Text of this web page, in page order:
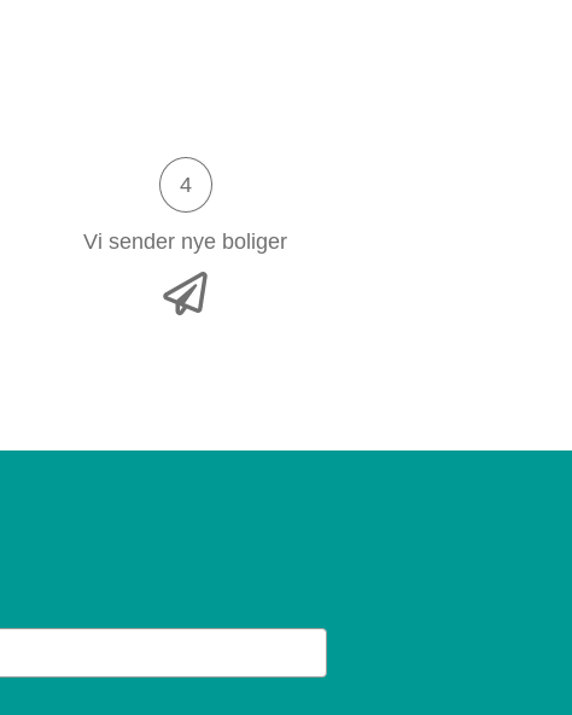
4
Vi sender nye boliger